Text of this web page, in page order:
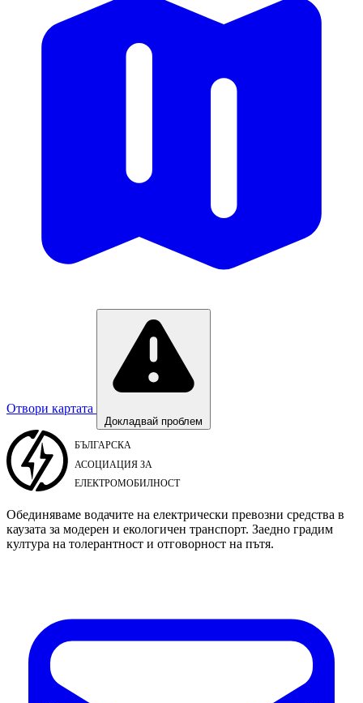
Отвори картата
Докладвай проблем
Обединяваме водачите на електрически превозни средства в
каузата за модерен и екологичен транспорт. Заедно градим
култура на толерантност и отговорност на пътя.